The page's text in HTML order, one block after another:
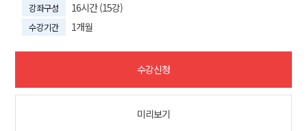
강좌구성 16시간 (15강)
수강기간 1개월
수강신청
미리보기